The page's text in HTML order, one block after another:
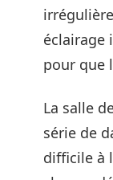
éclairage
pour que
La salle
série de
difficile à